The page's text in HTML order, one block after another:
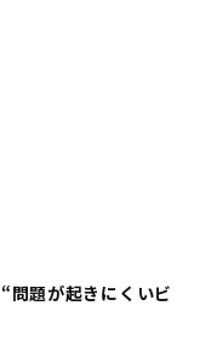
“問題が起きにくいビ